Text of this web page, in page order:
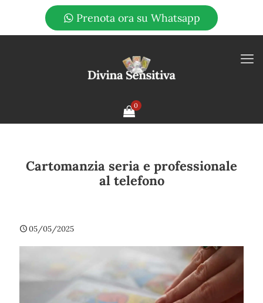
Prenota ora su Whatsapp
0
Cartomanzia seria e professionale
al telefono
05/05/2025